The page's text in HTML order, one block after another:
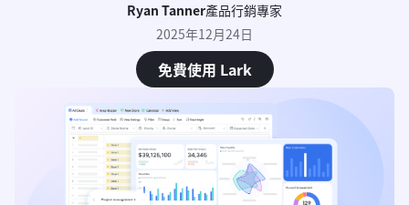
Ryan Tanner產品行銷專家
2025年12月24日
免費使用 Lark